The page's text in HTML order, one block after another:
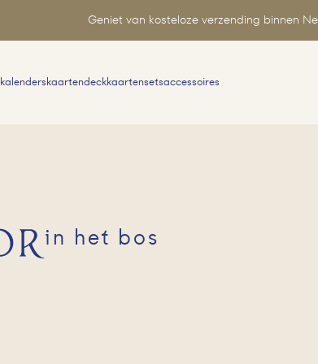
Geniet van kosteloze verzending binnen
kalenderskaartendeckkaartensetsaccessoires
in het bos